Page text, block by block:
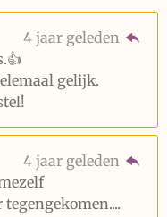
4 jaar geleden
gelijk.
4 jaar geleden